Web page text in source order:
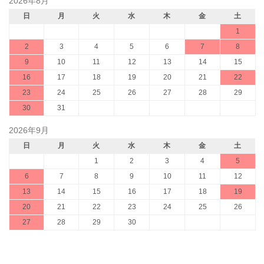
日 月 火 水 木 金
土
1
2
3 4 5 6 7
8
9
10 11 12 13 14
15
16
17 18 19 20 21
22
23
24 25 26 27 28
29
30
31
2026年9月
日 月 火 水 木 金
土
1
2 3 4
5
6
7 8 9 10 11
12
13
14 15 16 17 18
19
20
21 22 23 24 25
26
27
28 29 30